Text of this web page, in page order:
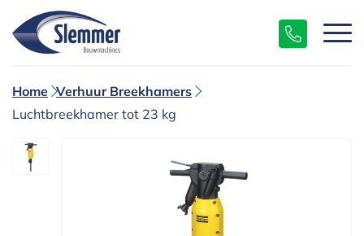
Home Verhuur Breekhamers
Luchtbreekhamer tot 23 kg